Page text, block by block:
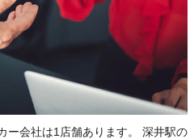
ー会社は1店舗あります。 深井駅の